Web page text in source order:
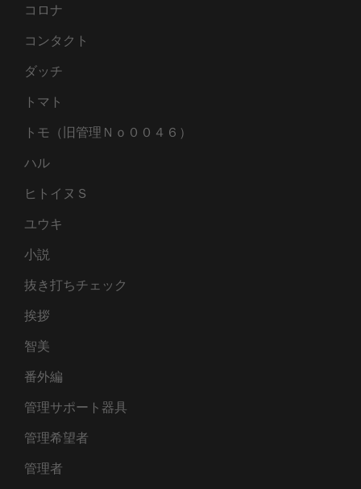
コロナ
コンタクト
ダッチ
トマト
トモ（旧管理Ｎｏ００４６）
ハル
ヒトイヌＳ
ユウキ
小説
抜き打ちチェック
挨拶
智美
番外編
管理サポート器具
管理希望者
管理者